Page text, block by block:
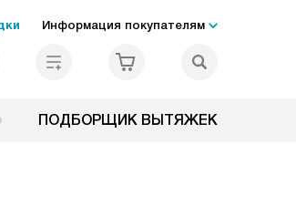
Информация покупателям
ПОДБОРЩИК ВЫТЯЖЕК